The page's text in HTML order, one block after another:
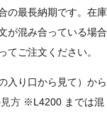
の最長納期です。在庫
が混み合っている場合
てご注文ください。
入り口から見て）から
方 ※L4200 までは混